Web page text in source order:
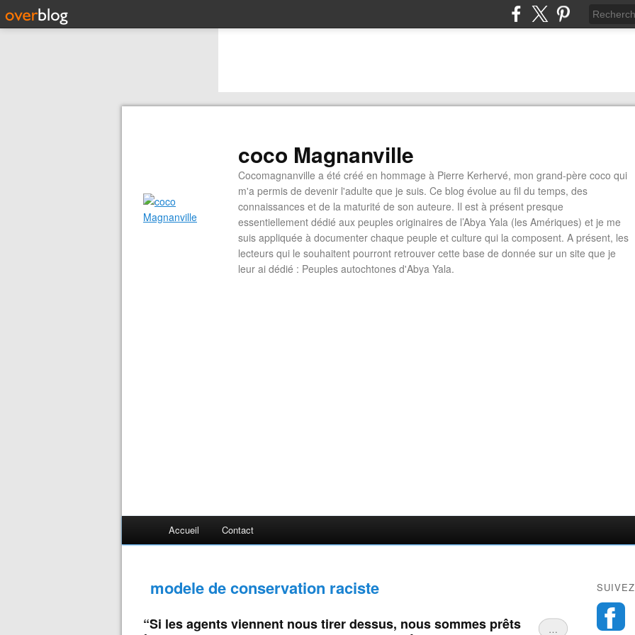
coco Magnanville
Cocomagnanville a été créé en hommage à Pierre Kerhervé, mon grand-père coco qui
m'a permis de devenir l'adulte que je suis. Ce blog évolue au fil du temps, des
connaissances et de la maturité de son auteure. Il est à présent presque
essentiellement dédié aux peuples originaires de l’Abya Yala (les Amériques) et je me
suis appliquée à documenter chaque peuple et culture qui la composent. A présent, les
lecteurs qui le souhaitent pourront retrouver cette base de donnée sur un site que je
leur ai dédié : Peuples autochtones d'Abya Yala.
Accueil Contact
modele de conservation raciste
…
“Si les agents viennent nous tirer dessus, nous sommes prêts